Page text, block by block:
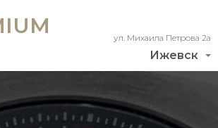
Ижевск
ул. Михаила Петрова 2а